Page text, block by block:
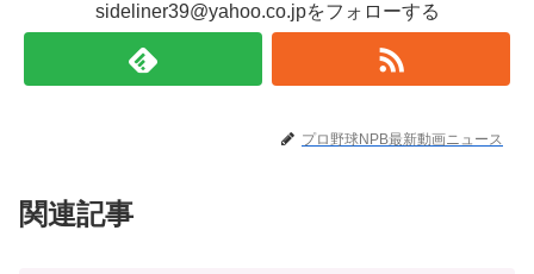
sideliner39@yahoo.co.jpをフォローする
プロ野球NPB最新動画ニュース
関連記事